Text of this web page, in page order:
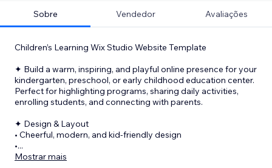
Sobre Vendedor Avaliações
Children’s Learning Wix Studio Website Template
✦ Build a warm, inspiring, and playful online presence for your
kindergarten, preschool, or early childhood education center.
Perfect for highlighting programs, sharing daily activities,
enrolling students, and connecting with parents.
✦ Design & Layout
• Cheerful, modern, and kid-friendly design
•...
Mostrar mais